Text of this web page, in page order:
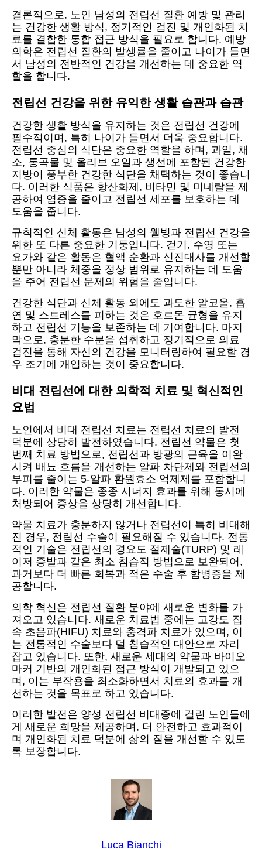
결론적으로, 노인 남성의 전립선 질환 예방 및 관리
는 건강한 생활 방식, 정기적인 검진 및 개인화된 치
료를 결합한 통합 접근 방식을 필요로 합니다. 예방
의학은 전립선 질환의 발생률을 줄이고 나이가 들면
서 남성의 전반적인 건강을 개선하는 데 중요한 역
할을 합니다.
전립선 건강을 위한 유익한 생활 습관과 습관
건강한 생활 방식을 유지하는 것은 전립선 건강에
필수적이며, 특히 나이가 들면서 더욱 중요합니다.
전립선 중심의 식단은 중요한 역할을 하며, 과일, 채
소, 통곡물 및 올리브 오일과 생선에 포함된 건강한
지방이 풍부한 건강한 식단을 채택하는 것이 좋습니
다. 이러한 식품은 항산화제, 비타민 및 미네랄을 제
공하여 염증을 줄이고 전립선 세포를 보호하는 데
도움을 줍니다.
규칙적인 신체 활동은 남성의 웰빙과 전립선 건강을
위한 또 다른 중요한 기둥입니다. 걷기, 수영 또는
요가와 같은 활동은 혈액 순환과 신진대사를 개선할
뿐만 아니라 체중을 정상 범위로 유지하는 데 도움
을 주어 전립선 문제의 위험을 줄입니다.
건강한 식단과 신체 활동 외에도 과도한 알코올, 흡
연 및 스트레스를 피하는 것은 호르몬 균형을 유지
하고 전립선 기능을 보존하는 데 기여합니다. 마지
막으로, 충분한 수분을 섭취하고 정기적으로 의료
검진을 통해 자신의 건강을 모니터링하여 필요할 경
우 조기에 개입하는 것이 중요합니다.
비대 전립선에 대한 의학적 치료 및 혁신적인
요법
노인에서 비대 전립선 치료는 전립선 치료의 발전
덕분에 상당히 발전하였습니다. 전립선 약물은 첫
번째 치료 방법으로, 전립선과 방광의 근육을 이완
시켜 배뇨 흐름을 개선하는 알파 차단제와 전립선의
부피를 줄이는 5-알파 환원효소 억제제를 포함합니
다. 이러한 약물은 종종 시너지 효과를 위해 동시에
처방되어 증상을 상당히 개선합니다.
약물 치료가 충분하지 않거나 전립선이 특히 비대해
진 경우, 전립선 수술이 필요해질 수 있습니다. 전통
적인 기술은 전립선의 경요도 절제술(TURP) 및 레
이저 증발과 같은 최소 침습적 방법으로 보완되어,
과거보다 더 빠른 회복과 적은 수술 후 합병증을 제
공합니다.
의학 혁신은 전립선 질환 분야에 새로운 변화를 가
져오고 있습니다. 새로운 치료법 중에는 고강도 집
속 초음파(HIFU) 치료와 충격파 치료가 있으며, 이
는 전통적인 수술보다 덜 침습적인 대안으로 자리
잡고 있습니다. 또한, 새로운 세대의 약물과 바이오
마커 기반의 개인화된 접근 방식이 개발되고 있으
며, 이는 부작용을 최소화하면서 치료의 효과를 개
선하는 것을 목표로 하고 있습니다.
이러한 발전은 양성 전립선 비대증에 걸린 노인들에
게 새로운 희망을 제공하며, 더 안전하고 효과적이
며 개인화된 치료 덕분에 삶의 질을 개선할 수 있도
록 보장합니다.
Luca Bianchi